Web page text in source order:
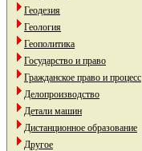
Геодезия
Геология
Геополитика
Государство и право
Гражданское право и процесс
Делопроизводство
Детали машин
Дистанционное образование
Другое